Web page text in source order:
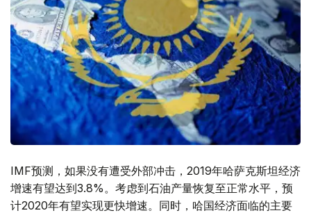
IMF预测，如果没有遭受外部冲击，2019年哈萨克斯坦经济
增速有望达到3.8%。考虑到石油产量恢复至正常水平，预
计2020年有望实现更快增速。同时，哈国经济面临的主要